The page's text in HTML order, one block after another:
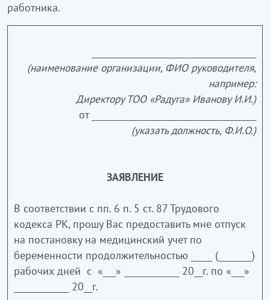
работника.
(наименование организации, ФИО руководителя,
например:
Директору ТОО «Радуга» Иванову И.И.)
от _______________________________________
(указать должность, Ф.И.О.)
ЗАЯВЛЕНИЕ
В соответствии с пп. 6 п. 5 ст. 87 Трудового
кодекса РК, прошу Вас предоставить мне отпуск
на постановку на медицинский учет по
беременности продолжительностью _____ (________)
рабочих дней с «___» _____________ 20__г. по «___»
_____________ 20__г.